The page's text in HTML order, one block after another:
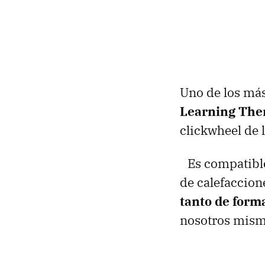
Uno de los
Learning
clickwheel de
Es
de
tanto de
nosotros